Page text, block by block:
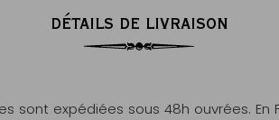
DÉTAILS DE LIVRAISON
sont expédiées sous 48h ouvrées. En